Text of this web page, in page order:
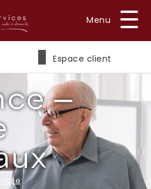
Espace client
–